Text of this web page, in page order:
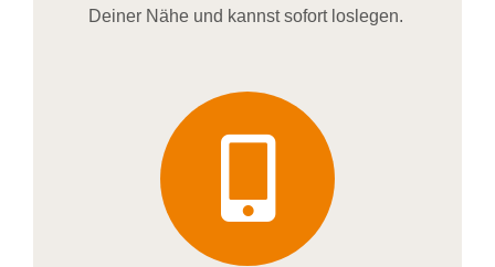
Deiner Nähe und kannst sofort loslegen.